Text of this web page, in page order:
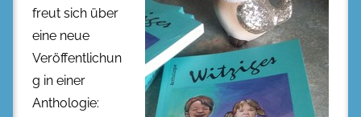
freut sich über
eine neue
Veröffentlichun
g in einer
Anthologie: